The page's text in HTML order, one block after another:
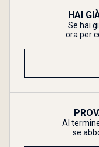
HAI
Se hai
ora per
Al
se